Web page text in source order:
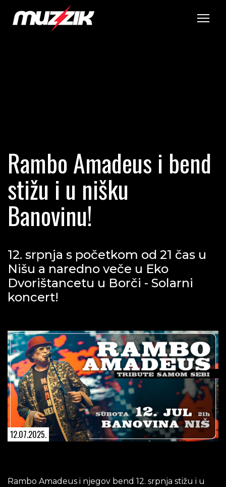
Rambo Amadeus i bend
stižu i u nišku
Banovinu!
12. srpnja s početkom od 21 čas u
Nišu a naredno veče u Eko
Dvorištancetu u Borči - Solarni
koncert!
12.07.2025.
Rambo Amadeus i njegov bend 12. srpnja stižu i u